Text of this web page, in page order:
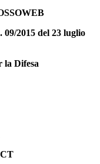
2015 del 23 luglio
la Difesa